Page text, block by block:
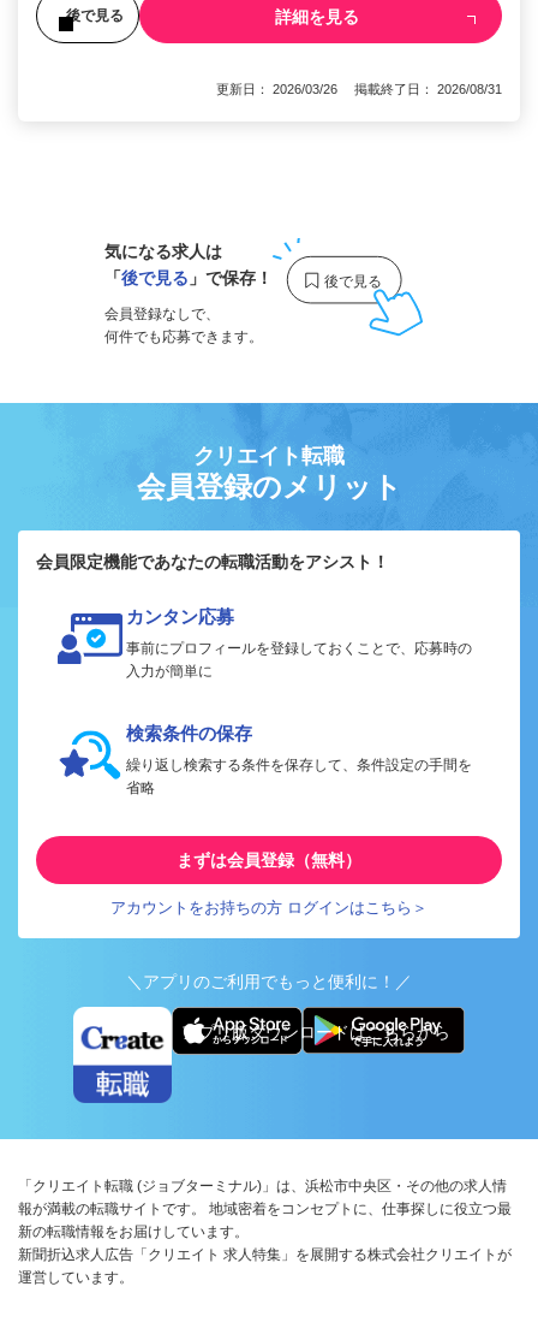
後で見る 詳細を見る
更新日： 2026/03/26 掲載終了日： 2026/08/31
気になる求人は
「後で見る 」で保存！
会員登録なしで、
何件でも応募できます。
クリエイト転職
会員登録のメリット
会員限定機能であなたの転職活動をアシスト！
カンタン応募
事前にプロフィールを登録しておくことで、応募時の
入力が簡単に
検索条件の保存
繰り返し検索する条件を保存して、条件設定の手間を
省略
まずは会員登録（無料）
アカウントをお持ちの方 ログインはこちら＞
＼アプリのご利用でもっと便利に！／
アプリ版ダウンロードはこちらから
「クリエイト転職 (ジョブターミナル)」は、浜松市中央区・その他の求人情
報が満載の転職サイトです。 地域密着をコンセプトに、仕事探しに役立つ最
新の転職情報をお届けしています。
新聞折込求人広告「クリエイト 求人特集」を展開する株式会社クリエイトが
運営しています。